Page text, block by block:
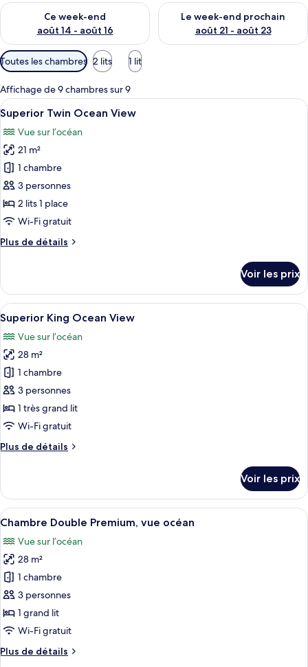
Ce week-end
août 14 - août 16
Vérifier la disponibilité pour ce week-end août 14 - août 16
Le week-end prochain
août 21 - août 23
Vérifier la disponibilité pour
Filtres
disponibles
pour
les
chambres
Toutes les chambres 2 lits 1 lit
Affichage de 9 chambres sur 9
Afficher
toutes
les
photos
pour
ce
type
de
chambre :
Superior
View
Une chambre d’hôtel avec deux lits,
7
Superior Twin Ocean View
Vue sur l’océan
21 m²
1 chambre
3 personnes
2 lits 1 place
Wi-Fi gratuit
Plus de détails
Plus
le
type
de
chambre
Superior
Twin
Ocean
View
Voir les prix
Afficher
toutes
les
photos
pour
ce
type
de
chambre :
Superior
View
Une chambre d’hôtel avec un lit,
9
Superior King Ocean View
Vue sur l’océan
28 m²
1 chambre
3 personnes
1 très grand lit
Wi-Fi gratuit
Plus de détails
Plus
le
type
de
Superior
King
Ocean
View
Voir les prix
Afficher
toutes
les
photos
pour
ce
type
de
chambre :
Chambre
Une chambre d’hôtel avec un grand
9
Chambre Double Premium, vue océan
Vue sur l’océan
28 m²
1 chambre
3 personnes
1 grand lit
Wi-Fi gratuit
Plus de détails
Plus